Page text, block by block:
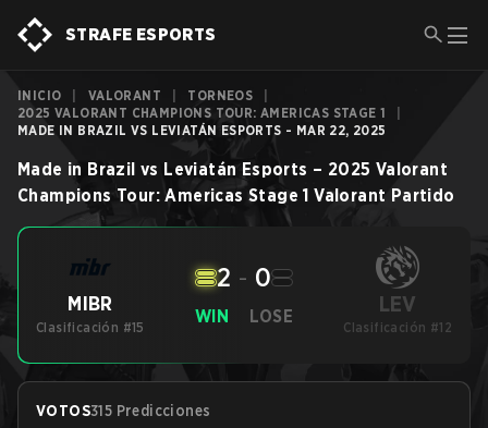
STRAFE ESPORTS
INICIO VALORANT TORNEOS
2025 VALORANT CHAMPIONS TOUR: AMERICAS STAGE 1
MADE IN BRAZIL VS LEVIATÁN ESPORTS - MAR 22, 2025
Made in Brazil vs Leviatán Esports – 2025 Valorant
Champions Tour: Americas Stage 1 Valorant Partido
MIBR
Clasificación #15
WIN
2 - 0
LOSE LEV
Clasificación #12
VOTOS315 Predicciones